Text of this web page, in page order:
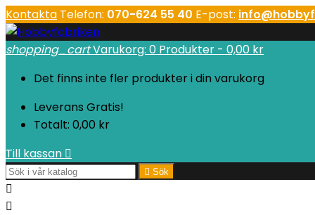
Kontakta Telefon: 070-624 55 40 E-post:
shopping_cartVarukorg: 0 Produkter - 0,00 kr
Det finns inte fler produkter i din varukorg
Leverans Gratis!
Totalt: 0,00 kr
Till kassan 
 Sök

